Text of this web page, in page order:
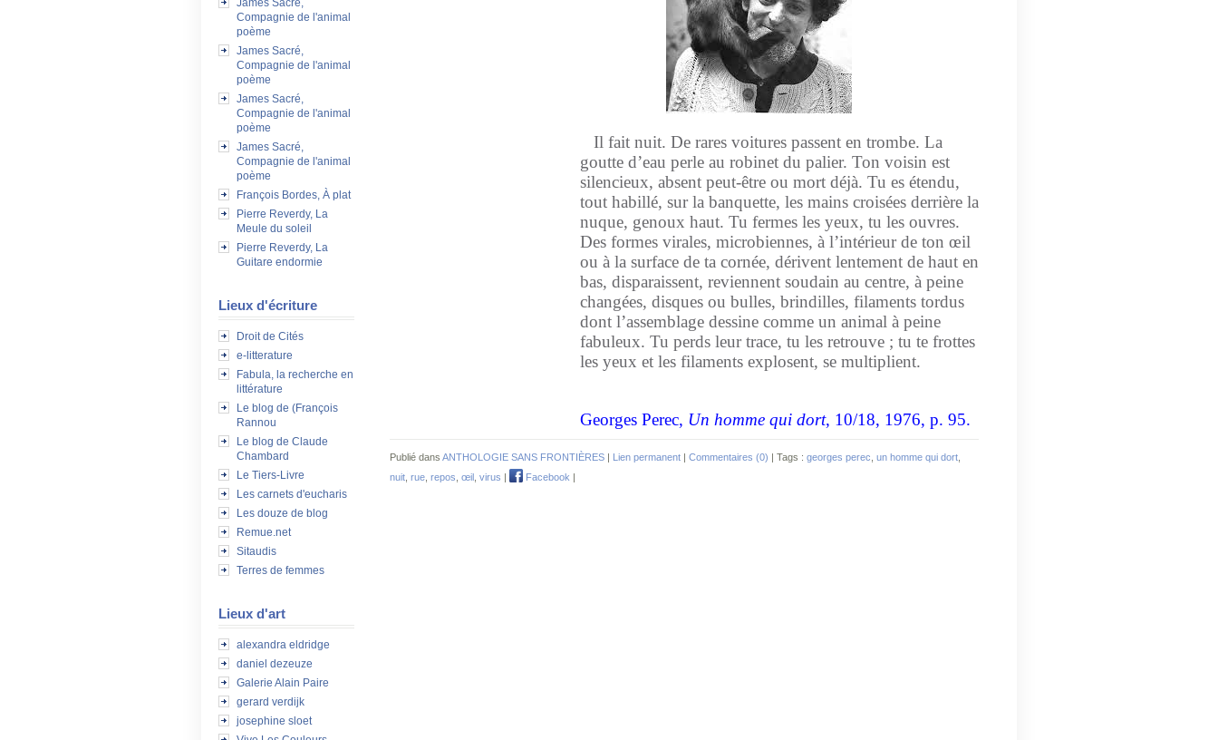
James Sacré,
Compagnie de l'animal
poème
James Sacré,
Compagnie de l'animal
poème
James Sacré,
Compagnie de l'animal
poème
James Sacré,
Compagnie de l'animal
poème
François Bordes, À plat
Pierre Reverdy, La
Meule du soleil
Pierre Reverdy, La
Guitare endormie
Lieux d'écriture
Droit de Cités
e-litterature
Fabula, la recherche en
littérature
Le blog de (François
Rannou
Le blog de Claude
Chambard
Le Tiers-Livre
Les carnets d'eucharis
Les douze de blog
Remue.net
Sitaudis
Terres de femmes
Lieux d'art
alexandra eldridge
daniel dezeuze
Galerie Alain Paire
gerard verdijk
josephine sloet
Il fait nuit. De rares voitures passent en trombe. La
goutte d’eau perle au robinet du palier. Ton voisin est
silencieux, absent peut-être ou mort déjà. Tu es étendu,
tout habillé, sur la banquette, les mains croisées derrière la
nuque, genoux haut. Tu fermes les yeux, tu les ouvres.
Des formes virales, microbiennes, à l’intérieur de ton œil
ou à la surface de ta cornée, dérivent lentement de haut en
bas, disparaissent, reviennent soudain au centre, à peine
changées, disques ou bulles, brindilles, filaments tordus
dont l’assemblage dessine comme un animal à peine
fabuleux. Tu perds leur trace, tu les retrouve ; tu te frottes
les yeux et les filaments explosent, se multiplient.
Georges Perec, Un homme qui dort, 10/18, 1976, p. 95.
Publié dans ANTHOLOGIE SANS FRONTIÈRES Lien permanent Commentaires (0) | Tags : georges perec un homme qui dort
nuit rue repos œil virus Facebook